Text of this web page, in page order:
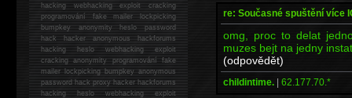
re: Současné spuštění více
omg, proc to delat
muzes bejt na jedny
(odpovědět)
childintime. | 62.177.70.*
hackingwebhacking exploit cracking
programování fake mailer lockpicking
bumpkey anonymity heslo password
hackhacker anonymous hackforums
hackingheslo webhacking exploit
cracking anonymity programování fake
mailer lockpicking bumpkey anonymous
password hack proxy hacker hackforums
hacking heslo webhacking exploit